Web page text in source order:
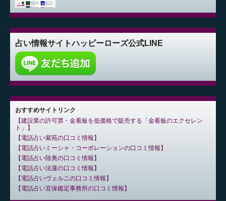
占い情報サイトハッピーローズ公式LINE
おすすめサイトリンク
建設業の許可票・金看板を低価格で販売する「金看板のエクセレン
ト」
電話占い紫苑の口コミ情報
電話占いミーシャ・コーポレーションの口コミ情報
電話占い陸奥の口コミ情報
電話占い法蓮の口コミ情報
電話占いヴェルニの口コミ情報
電話占い宜保鑑定事務所の口コミ情報